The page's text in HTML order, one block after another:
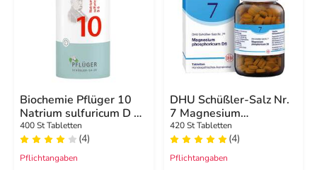
Biochemie Pflüger 10
Natrium sulfuricum D 6
Tabletten
400 St Tabletten
(4)
Pflichtangaben
DHU Schüßler-Salz Nr.
7 Magnesium
phosphoricum D6
Tabletten
420 St Tabletten
(4)
Pflichtangaben